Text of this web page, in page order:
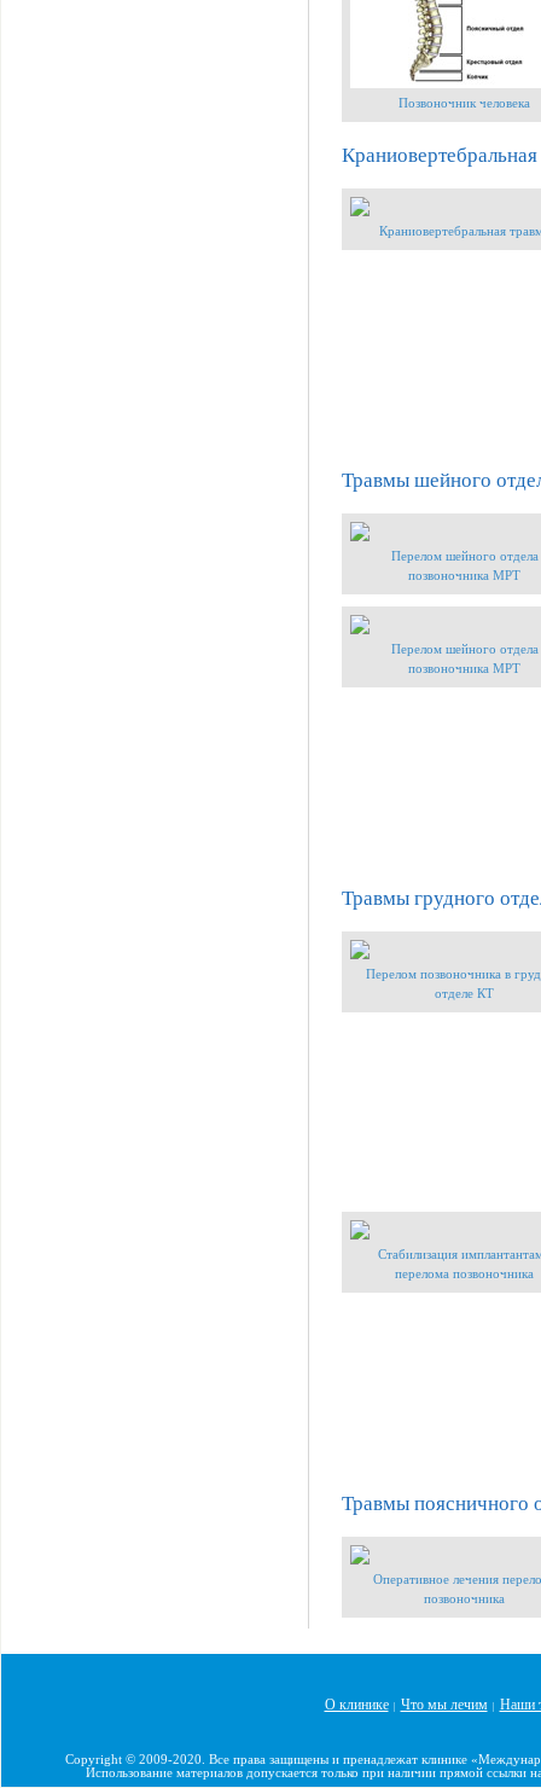
Позвоночник человека
Краниовертебральная
Травмы шейного
Перелом шейного отдела
позвоночника МРТ
Перелом шейного отдела
позвоночника МРТ
Травмы грудного
Перелом позвоночника в
отделе КТ
Стабилизация
перелома позвоночника
Травмы поясничного
Оперативное лечения
позвоночника
О клинике| Что мы лечим| Наши
Copyright © 2009-2020. Все права защищены и пренадлежат клинике
Использование материалов допускается только при наличии прямой ссылки